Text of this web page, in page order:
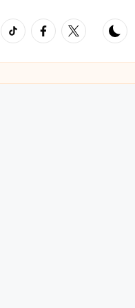
TikTokFacebook
Twitter